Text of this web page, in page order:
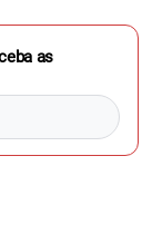
as